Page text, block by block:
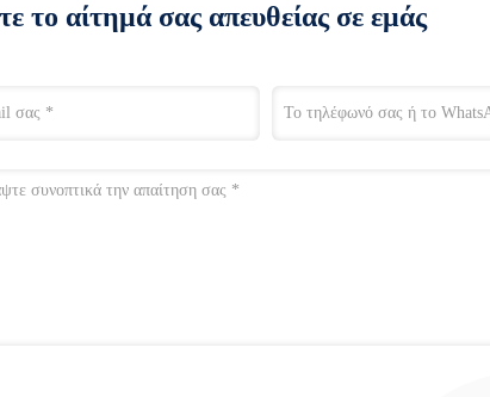
το αίτημά σας απευθείας σε εμάς